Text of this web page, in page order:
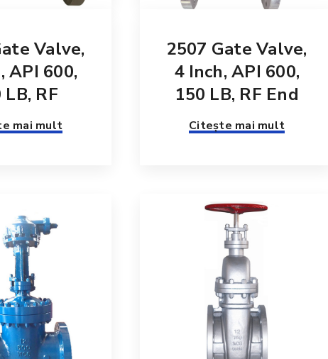
Valve,
API 600,
RF
mai mult
2507 Gate Valve,
4 Inch, API 600,
150 LB, RF End
Citește mai mult